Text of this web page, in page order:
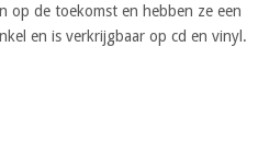
op de toekomst en hebben ze een
en is verkrijgbaar op cd en vinyl.